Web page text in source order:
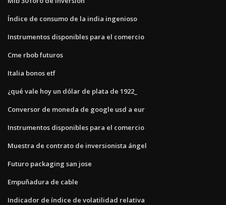
Índice de consumo de la india ingenioso
Instrumentos disponibles para el comercio
Cme rbob futuros
Italia bonos etf
¿qué vale hoy un dólar de plata de 1922_
Conversor de moneda de google usd a eur
Instrumentos disponibles para el comercio
Muestra de contrato de inversionista ángel
Futuro packaging san jose
Empuñadura de cable
Indicador de índice de volatilidad relativa